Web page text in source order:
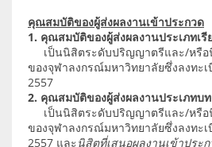
คุณสมบัติของผู้ส่งผลงานเข้าประกวด
1. คุณสมบัติของผู้ส่งผลงานประเภทเรี
เป็นนิสิตระดับปริญญาตรีและ/หรื
ของจุฬาลงกรณ์มหาวิทยาลัยซึ่งลงทะ
2557
2. คุณสมบัติของผู้ส่งผลงานประเภทบ
เป็นนิสิตระดับปริญญาตรีและ/หรื
ของจุฬาลงกรณ์มหาวิทยาลัยซึ่งลงทะ
2557 และนิสิตที่เสนอผลงานเข้าประ